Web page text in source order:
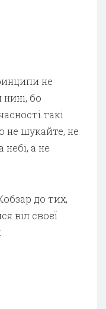
не
бо
такі
не шукайте, не
а не
до тих,
віл своєї